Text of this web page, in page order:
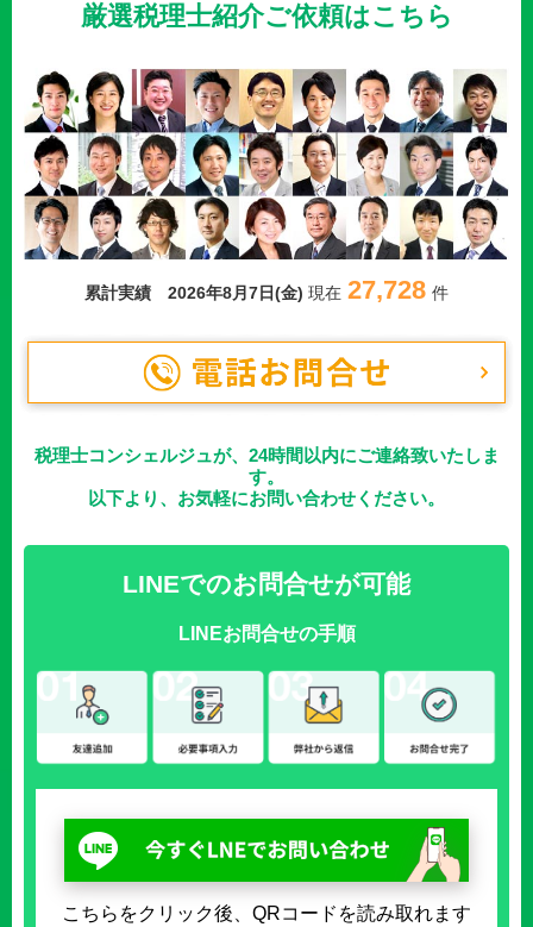
厳選税理士紹介ご依頼はこちら
累計実績 2026年8月7日(金) 現在 27,728 件
税理士コンシェルジュが、24時間以内にご連絡致いたしま
す。
以下より、お気軽にお問い合わせください。
LINEでのお問合せが可能
LINEお問合せの手順
こちらをクリック後、QRコードを読み取れます